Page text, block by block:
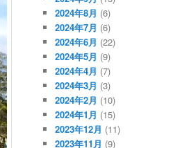
2024年8月 (6)
2024年7月 (6)
2024年6月 (22)
2024年5月 (9)
2024年4月 (7)
2024年3月 (3)
2024年2月 (10)
2024年1月 (15)
2023年12月 (11)
2023年11月 (9)